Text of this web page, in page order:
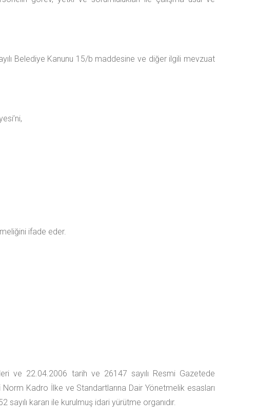
Belediye Kanunu 15/b maddesine ve diğer ilgili mevzuat
ifade eder.
ve 22.04.2006 tarih ve 26147 sayılı Resmi Gazetede
Kadro İlke ve Standartlarına Dair Yönetmelik esasları
kararı ile kurulmuş idari yürütme organıdır.